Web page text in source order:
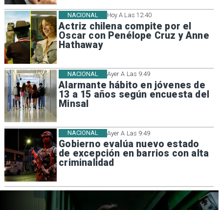
Hoy A Las 12:40
Actriz chilena compite por el
Oscar con Penélope Cruz y Anne
Hathaway
NACIONAL
Ayer A Las 9:49
Alarmante hábito en jóvenes de
13 a 15 años según encuesta del
Minsal
NACIONAL
Ayer A Las 9:49
Gobierno evalúa nuevo estado
de excepción en barrios con alta
criminalidad
NACIONAL